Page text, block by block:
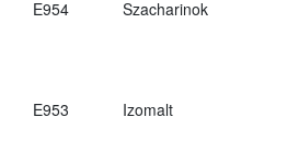
E954
Szacharinok
E953 Izomalt